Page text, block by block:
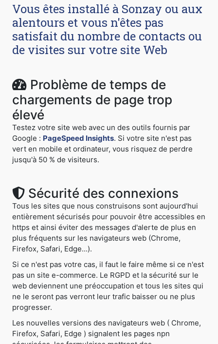
Vous êtes installé à Sonzay ou aux
alentours et vous n'êtes pas
satisfait du nombre de contacts ou
de visites sur votre site Web
Problème de temps de
chargements de page trop
élevé
Testez votre site web avec un des outils fournis par
Google : PageSpeed Insights. Si votre site n'est pas
vert en mobile et ordinateur, vous risquez de perdre
jusqu'à 50 % de visiteurs.
Sécurité des connexions
Tous les sites que nous construisons sont aujourd'hui
entièrement sécurisés pour pouvoir être accessibles en
https et ainsi éviter des messages d'alerte de plus en
plus fréquents sur les navigateurs web (Chrome,
Firefox, Safari, Edge...).
Si ce n'est pas votre cas, il faut le faire même si ce n'est
pas un site e-commerce. Le RGPD et la sécurité sur le
web deviennent une préoccupation et tous les sites qui
ne le seront pas verront leur trafic baisser ou ne plus
progresser.
Les nouvelles versions des navigateurs web ( Chrome,
Firefox, Safari, Edge ) signalent les pages npn